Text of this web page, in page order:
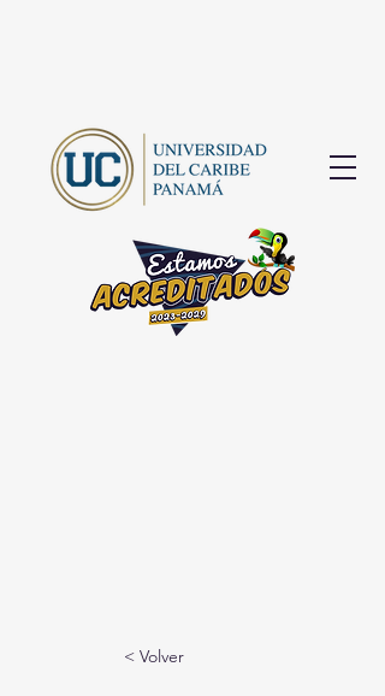
< Volver